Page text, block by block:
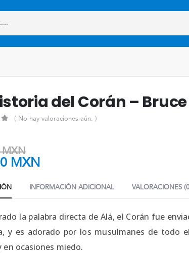
del Corán –
( No hay valoraciones aún. )
MXN
MXN
INFORMACIÓN ADICIONAL VALORACIONES
la palabra directa de Alá, el Corán fue
y es adorado por los musulmanes de todo
en ocasiones miedo.